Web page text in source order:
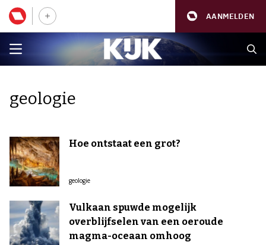
AANMELDEN
geologie
Hoe ontstaat een grot?
geologie
Vulkaan spuwde mogelijk
overblijfselen van een oeroude
magma-oceaan omhoog